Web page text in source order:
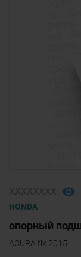
HONDA
опорный
ACURA tlx 2015